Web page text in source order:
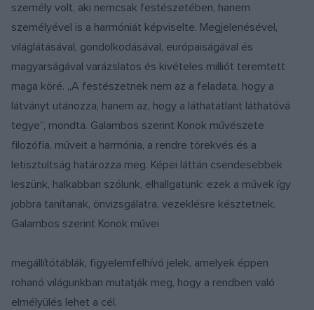
személy volt, aki nemcsak festészetében, hanem
személyével is a harmóniát képviselte. Megjelenésével,
világlátásával, gondolkodásával, európaiságával és
magyarságával varázslatos és kivételes milliőt teremtett
maga köré. „A festészetnek nem az a feladata, hogy a
látványt utánozza, hanem az, hogy a láthatatlant láthatóvá
tegye”, mondta. Galambos szerint Konok művészete
filozófia, műveit a harmónia, a rendre törekvés és a
letisztultság határozza meg. Képei láttán csendesebbek
leszünk, halkabban szólunk, elhallgatunk: ezek a művek így
jobbra tanítanak, önvizsgálatra, vezeklésre késztetnek.
Galambos szerint Konok művei
megállítótáblák, figyelemfelhívó jelek, amelyek éppen
rohanó világunkban mutatják meg, hogy a rendben való
elmélyülés lehet a cél.